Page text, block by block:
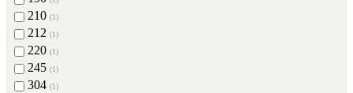
210 (1)
212 (1)
220 (1)
245 (1)
304 (1)